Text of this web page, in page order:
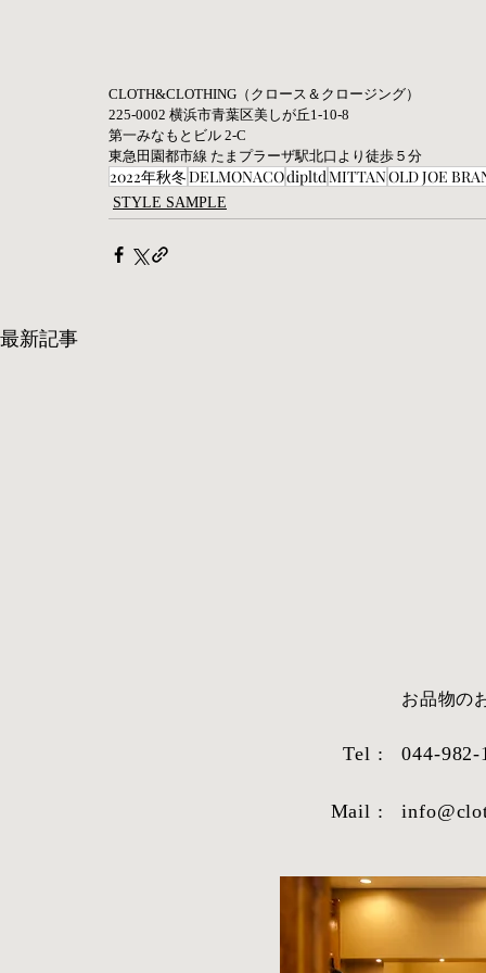
CLOTH&CLOTHING（クロース＆クロージング）
225-0002 横浜市青葉区美しが丘1-10-8
第一みなもとビル 2-C
東急田園都市線 たまプラーザ駅北口より徒歩５分
2022年秋冬DELMONACOdipltdMITTANOLD JOE
STYLE SAMPLE
最新記事
お品物の
Tel : 044-982-
Mail :